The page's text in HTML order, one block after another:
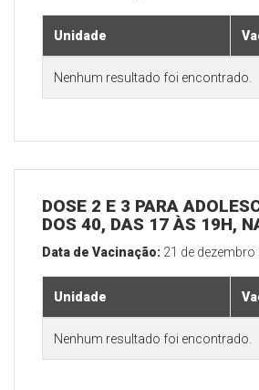
Unidade
Nenhum resultado foi encontrado.
DOSE 2 E 3 PARA
DOS 40, DAS 17 ÀS 19H,
Data de Vacinação: 21 de dezembro
Unidade
Nenhum resultado foi encontrado.